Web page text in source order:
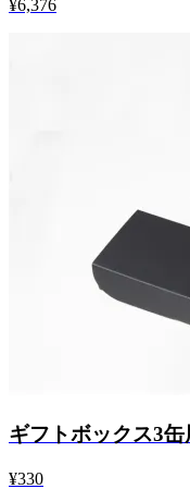
¥6,376
ギフトボックス3缶
¥330